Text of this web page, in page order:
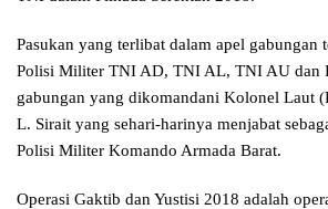
Pasukan yang terlibat dalam apel gabungan
Polisi Militer TNI AD, TNI AL, TNI AU dan
gabungan yang dikomandani Kolonel Laut
L. Sirait yang sehari-harinya menjabat
Polisi Militer Komando Armada Barat.
Operasi Gaktib dan Yustisi 2018 adalah